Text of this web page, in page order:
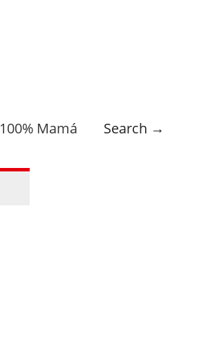
100% Mamá Search →